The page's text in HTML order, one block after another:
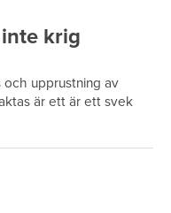
krig
upprustning av
är ett är ett svek